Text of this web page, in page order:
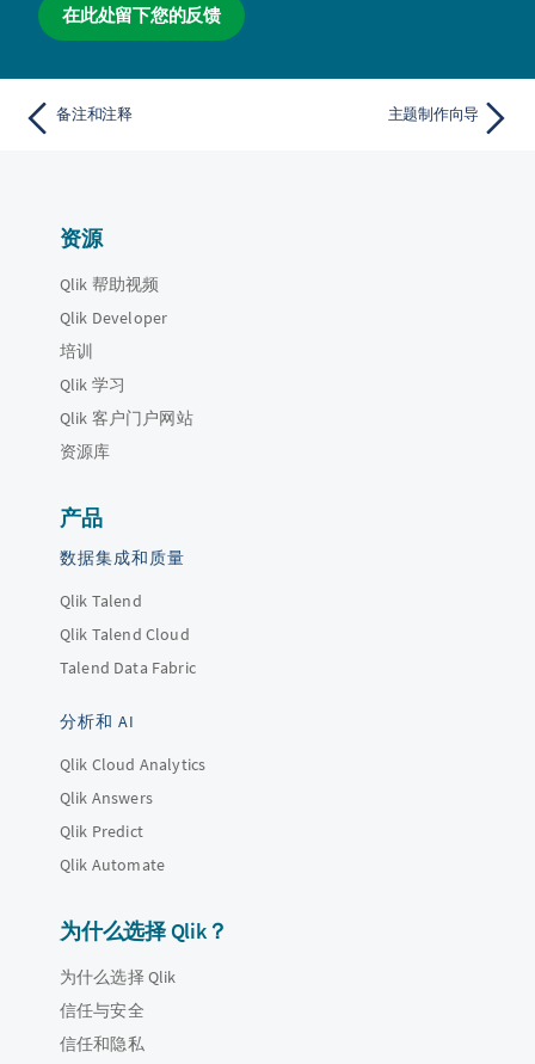
在此处留下您的反馈
备注和注释 主题制作向导
资源
Qlik 帮助视频
Qlik Developer
培训
Qlik 学习
Qlik 客户门户网站
资源库
产品
数据集成和质量
Qlik Talend
Qlik Talend Cloud
Talend Data Fabric
分析和 AI
Qlik Cloud Analytics
Qlik Answers
Qlik Predict
Qlik Automate
为什么选择 Qlik？
为什么选择 Qlik
信任与安全
信任和隐私